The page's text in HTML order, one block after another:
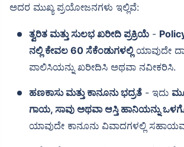
ಅದರ ಮುಖ್ಯ ಪ್ರಯೋಜನಗಳು ಇಲ್ಲಿವೆ:
ತ್ವರಿತ ಮತ್ತು ಸುಲಭ ಖರೀದಿ ಪ್ರಕ್ರಿಯೆ -
ನಲ್ಲಿ ಕೇವಲ 60 ಸೆಕೆಂಡುಗಳಲ್ಲಿ ಯಾವುದೇ
ಪಾಲಿಸಿಯನ್ನು ಖರೀದಿಸಿ ಅಥವಾ ನವೀಕರಿಸಿ.
ಹಣಕಾಸು ಮತ್ತು ಕಾನೂನು ಭದ್ರತೆ - ಇದು
ಗಾಯ, ಸಾವು ಅಥವಾ ಆಸ್ತಿ ಹಾನಿಯನ್ನು
ಯಾವುದೇ ಕಾನೂನು ವಿವಾದಗಳಲ್ಲಿ